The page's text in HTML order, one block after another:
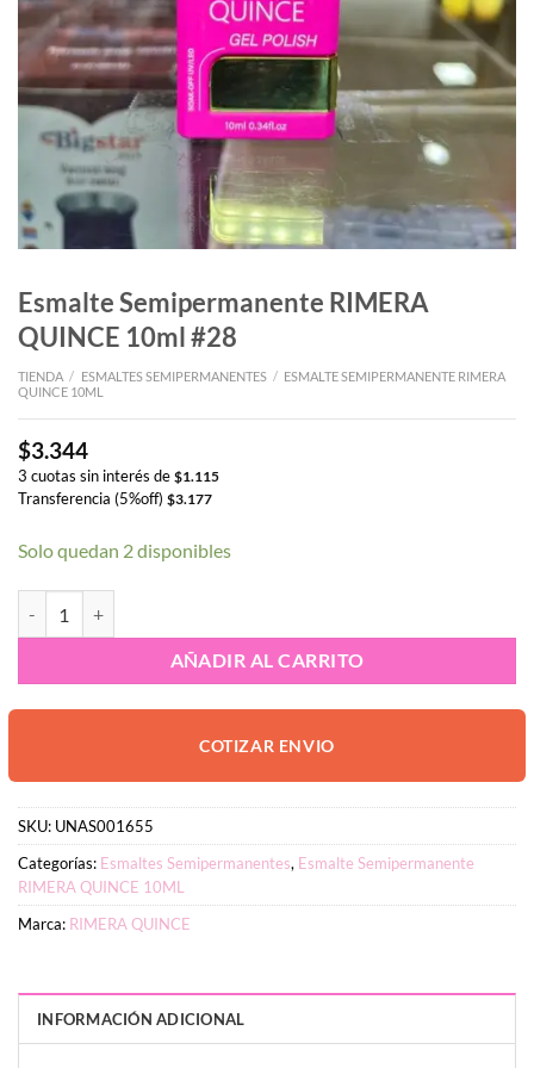
Esmalte Semipermanente RIMERA
QUINCE 10ml #28
TIENDA / ESMALTES SEMIPERMANENTES / ESMALTE SEMIPERMANENTE RIMERA
QUINCE 10ML
$3.344
3 cuotas sin interés de $1.115
Transferencia (5%off) $3.177
Solo quedan 2 disponibles
AÑADIR AL CARRITO
COTIZAR ENVIO
SKU: UNAS001655
Categorías: Esmaltes Semipermanentes, Esmalte Semipermanente
RIMERA QUINCE 10ML
Marca: RIMERA QUINCE
INFORMACIÓN ADICIONAL